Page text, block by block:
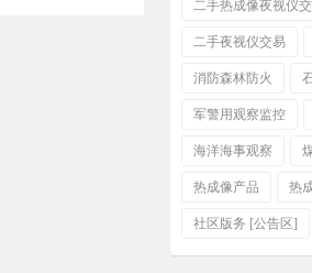
二手热成像夜视仪
二手夜视仪交易
消防森林防火
军警用观察监控
海洋海事观察
热成像产品 热
社区版务 [公告区]